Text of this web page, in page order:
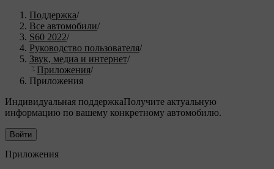
Поддержка/
Все автомобили/
S60 2022/
Руководство пользователя/
Звук, медиа и интернет/
Приложения/
Приложения
Индивидуальная поддержкаПолучите актуальную
информацию по вашему конкретному автомобилю.
Войти
Приложения